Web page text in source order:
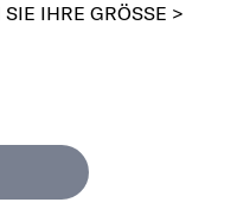
IHRE GRÖSSE >